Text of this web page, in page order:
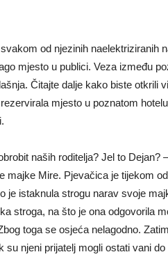
od njezinih naelektriziranih
mjesto u publici. Veza između
Čitajte dalje kako biste otkrili
mjesto u poznatom
naših roditelja? Jel to
majke Mire. Pjevačica je tijekom
je istaknula strogu narav svoje
stroga, na što je ona odgovorila
toga se osjeća nelagodno.
su njeni prijatelj mogli ostati vani